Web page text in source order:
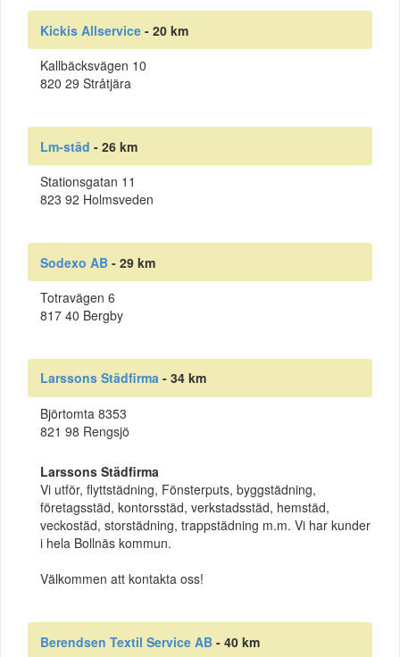
Kickis Allservice - 20 km
Kallbäcksvägen 10
820 29 Stråtjära
Lm-städ - 26 km
Stationsgatan 11
823 92 Holmsveden
Sodexo AB - 29 km
Totravägen 6
817 40 Bergby
Larssons Städfirma - 34 km
Björtomta 8353
821 98 Rengsjö
Larssons Städfirma
Vi utför, flyttstädning, Fönsterputs, byggstädning,
företagsstäd, kontorsstäd, verkstadsstäd, hemstäd,
veckostäd, storstädning, trappstädning m.m. Vi har kunder
i hela Bollnäs kommun.
Välkommen att kontakta oss!
Berendsen Textil Service AB - 40 km